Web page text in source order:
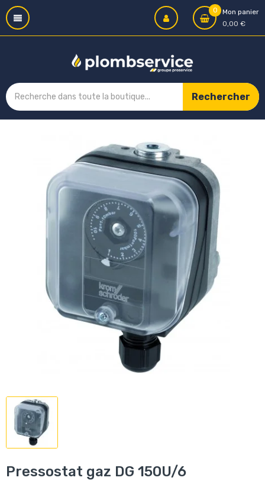
0
Mon panier
0,00 €
Rechercher
Pressostat gaz DG 150U/6